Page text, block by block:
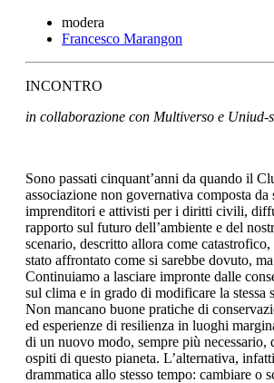
modera
Francesco Marangon
INCONTRO
in collaborazione con Multiverso e Uniud-
Sono passati cinquant’anni da quando il
associazione non governativa composta da
imprenditori e attivisti per i diritti civili,
rapporto sul futuro dell’ambiente e del
scenario, descritto allora come
stato affrontato come si sarebbe dovuto,
Continuiamo a lasciare impronte dalle
sul clima e in grado di modificare la stessa
Non mancano buone pratiche di
ed esperienze di resilienza in luoghi
di un nuovo modo, sempre più necessario,
ospiti di questo pianeta. L’alternativa,
drammatica allo stesso tempo: cambiare o